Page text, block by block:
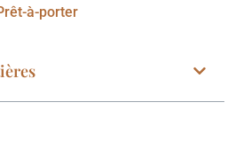
à-porter